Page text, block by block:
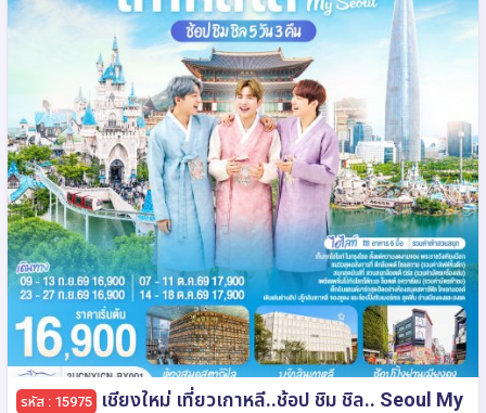
รหัส : 15975
เชียงใหม่ เที่ยวเกาหลี..ช้อป ชิม ชิล.. Seoul My